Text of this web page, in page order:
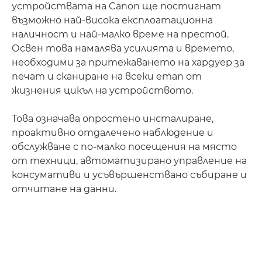
СВЪРЗАНИ РЕШЕНИЯ
устройствата на Canon ще постигнат
възможно най-висока експлоатационна
наличност и най-малко време на престой.
Освен това намалява усилията и времето,
необходими за притежаването на хардуер за
печат и сканиране на всеки етап от
жизнения цикъл на устройството.
Това означава опростено инсталиране,
проактивно отдалечено наблюдение и
обслужване с по-малко посещения на място
от техници, автоматизирано управление на
консумативи и усъвършенствано събиране и
отчитане на данни.